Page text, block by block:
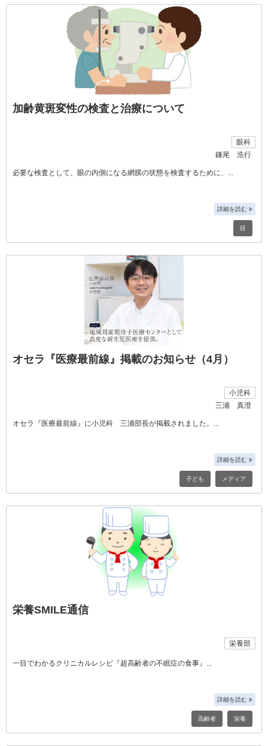
加齢黄斑変性の検査と治療について
眼科
鎌尾 浩行
必要な検査として、眼の内側になる網膜の状態を検査するために、
詳細を読む
目
オセラ『医療最前線』掲載のお知らせ（4月）
小児科
三浦 真澄
オセラ『医療最前線』に小児科 三浦部長が掲載されました。
詳細を読む
子ども メディア
栄養SMILE通信
栄養部
一目でわかるクリニカルレシピ『超高齢者の不眠症の食事』
詳細を読む
高齢者 栄養